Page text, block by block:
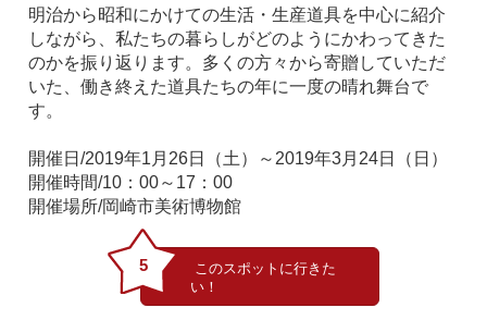
明治から昭和にかけての生活・生産道具を中心に紹介
しながら、私たちの暮らしがどのようにかわってきた
のかを振り返ります。多くの方々から寄贈していただ
いた、働き終えた道具たちの年に一度の晴れ舞台で
す。
開催日/2019年1月26日（土）～2019年3月24日（日）
開催時間/10：00～17：00
開催場所/岡崎市美術博物館
5